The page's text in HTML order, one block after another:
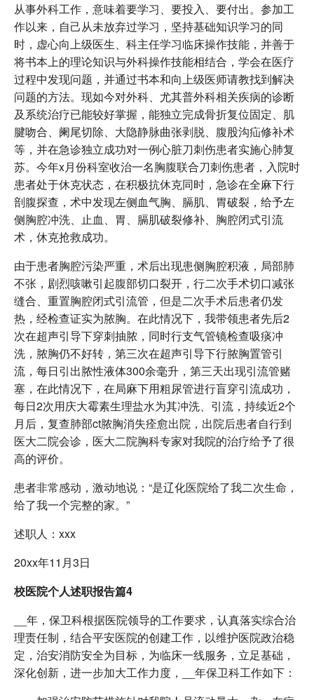
从事外科工作，意味着要学习、要投入、要付出。参加工
作以来，自己从未放弃过学习，坚持基础知识学习的同
时，虚心向上级医生、科主任学习临床操作技能，并善于
将书本上的理论知识与外科操作技能相结合，学会在医疗
过程中发现问题，并通过书本和向上级医师请教找到解决
问题的方法。现如今对外科、尤其普外科相关疾病的诊断
及系统治疗已能较好掌握，能独立完成骨折复位固定、肌
腱吻合、阑尾切除、大隐静脉曲张剥脱、腹股沟疝修补术
等，并在急诊独立成功对一例心脏刀刺伤患者实施心肺复
苏。今年x月份科室收治一名胸腹联合刀刺伤患者，入院时
患者处于休克状态，在积极抗休克同时，急诊在全麻下行
剖腹探查，术中发现左侧血气胸、膈肌、胃破裂，给予左
侧胸腔冲洗、止血、胃、膈肌破裂修补、胸腔闭式引流
术，休克抢救成功。
由于患者胸腔污染严重，术后出现患侧胸腔积液，局部肺
不张，剧烈咳嗽引起腹部切口裂开，行二次手术切口减张
缝合、重置胸腔闭式引流管，但是二次手术后患者仍发
热，经检查证实为脓胸。在此情况下，我带领患者先后2
次在超声引导下穿刺抽脓，同时行支气管镜检查吸痰冲
洗，脓胸仍不好转，第三次在超声引导下行脓胸置管引
流，每日引出脓性液体300余毫升，第三天出现引流管赌
塞，在此情况下，在局麻下用粗尿管进行盲穿引流成功，
每日2次用庆大霉素生理盐水为其冲洗、引流，持续近2个
月后，复查肺部ct脓胸消失痊愈出院，出院后患者自行到
医大二院会诊，医大二院胸科专家对我院的治疗给予了很
高的评价。
患者非常感动，激动地说：“是辽化医院给了我二次生命，
给了我一个完整的家。”
述职人：xxx
20xx年11月3日
校医院个人述职报告篇4
__年，保卫科根据医院领导的工作要求，认真落实综合治
理责任制，结合平安医院的创建工作，以维护医院政治稳
定，治安消防安全为目标，为临床一线服务，立足基础，
深化创新，进一步加大工作力度，__年保卫科工作如下：